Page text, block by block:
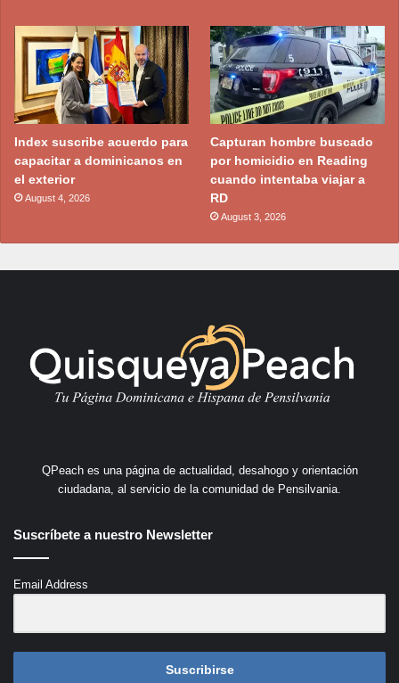
Index suscribe acuerdo para
capacitar a dominicanos en
el exterior
August 4, 2026
Capturan hombre buscado
por homicidio en Reading
cuando intentaba viajar a
RD
August 3, 2026
QPeach es una página de actualidad, desahogo y orientación
ciudadana, al servicio de la comunidad de Pensilvania.
Suscríbete a nuestro Newsletter
Email Address
Suscribirse